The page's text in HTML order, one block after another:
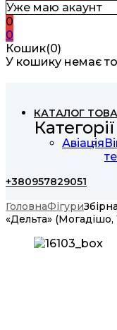
Уже маю акаунт
0
0
Кошик(0)
У кошику немає
КАТАЛОГ
Категорії
Авіація
+380957829051
ГоловнаФігури
«Дельта» (Могадішо,